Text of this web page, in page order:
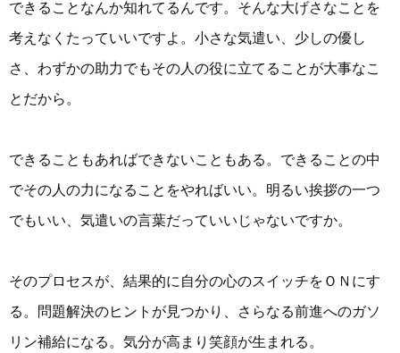
できることなんか知れてるんです。そんな大げさなことを
考えなくたっていいですよ。小さな気遣い、少しの優し
さ、わずかの助力でもその人の役に立てることが大事なこ
とだから。
できることもあればできないこともある。できることの中
でその人の力になることをやればいい。明るい挨拶の一つ
でもいい、気遣いの言葉だっていいじゃないですか。
そのプロセスが、結果的に自分の心のスイッチをＯＮにす
る。問題解決のヒントが見つかり、さらなる前進へのガソ
リン補給になる。気分が高まり笑顔が生まれる。